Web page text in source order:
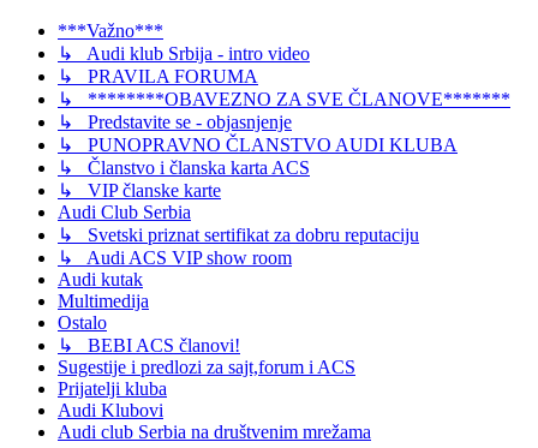
***Važno***
↳ Audi klub Srbija - intro video
↳ PRAVILA FORUMA
↳ ********OBAVEZNO ZA SVE ČLANOVE*******
↳ Predstavite se - objasnjenje
↳ PUNOPRAVNO ČLANSTVO AUDI KLUBA
↳ Članstvo i članska karta ACS
↳ VIP članske karte
Audi Club Serbia
↳ Svetski priznat sertifikat za dobru reputaciju
↳ Audi ACS VIP show room
Audi kutak
Multimedija
Ostalo
↳ BEBI ACS članovi!
Sugestije i predlozi za sajt,forum i ACS
Prijatelji kluba
Audi Klubovi
Audi club Serbia na društvenim mrežama